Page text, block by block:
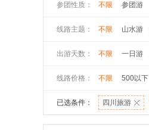
参团性质： 不限 参团游
线路主题： 不限 山水游
出游天数： 不限 一日游
线路价格： 不限 500以下
已选条件： 四川旅游